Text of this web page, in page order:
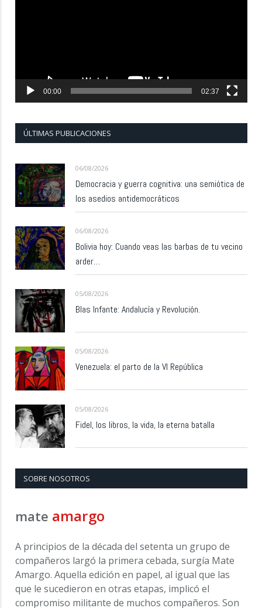
00:00 02:37
ÚLTIMAS PUBLICACIONES
06/08/2026
Democracia y guerra cognitiva: una semiótica de
los asedios antidemocráticos
06/08/2026
Bolivia hoy: Cuando veas las barbas de tu vecino
arder…
05/08/2026
Blas Infante: Andalucía y Revolución.
05/08/2026
Venezuela: el parto de la VI República
05/08/2026
Fidel, los libros, la vida, la eterna batalla
SOBRE NOSOTROS
mate amargo
A principios de la década del setenta un grupo de
compañeros largó la primera cebada, surgía Mate
Amargo. Aquella edición en papel, al igual que las
que le sucedieron en otras etapas, implicó el
compromiso militante de muchos compañeros. Son